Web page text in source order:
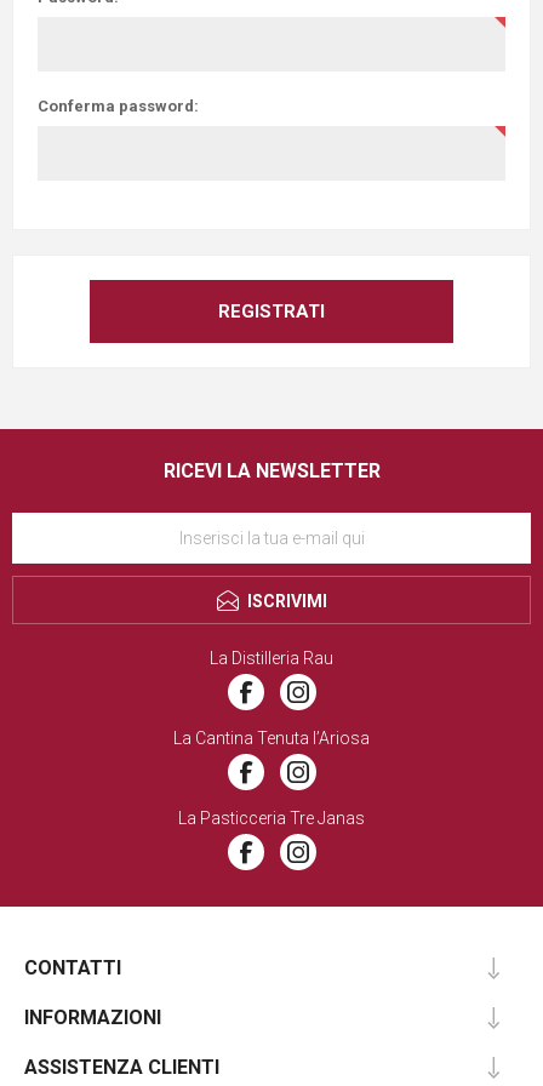
Conferma password:
RICEVI LA NEWSLETTER
ISCRIVIMI
La Distilleria Rau
La Cantina Tenuta l’Ariosa
La Pasticceria Tre Janas
CONTATTI
INFORMAZIONI
ASSISTENZA CLIENTI